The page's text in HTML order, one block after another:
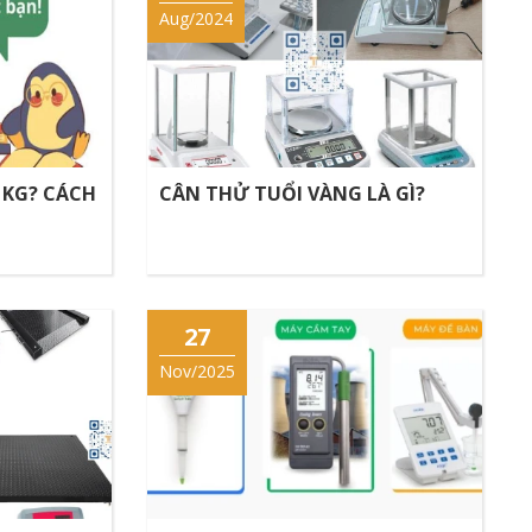
CÁCH
Aug/2024
CÂN THỬ TUỔI VÀNG LÀ GÌ?
27
Nov/2025